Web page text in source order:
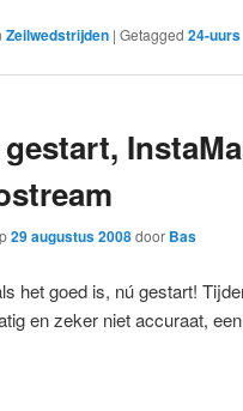
Zeilwedstrijden | Getagged 24-uurs
gestart,
29 augustus 2008door Bas
het goed is, nú gestart!
en zeker niet accuraat,